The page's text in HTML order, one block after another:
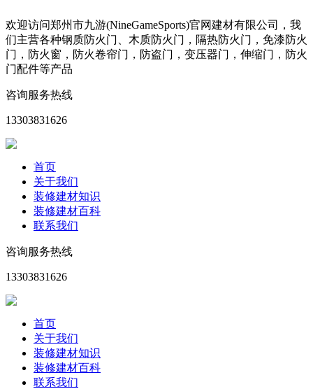
欢迎访问郑州市九游(NineGameSports)官网建材有限公司，我
们主营各种钢质防火门、木质防火门，隔热防火门，免漆防火
门，防火窗，防火卷帘门，防盗门，变压器门，伸缩门，防火
门配件等产品
咨询服务热线
13303831626
首页
关于我们
装修建材知识
装修建材百科
联系我们
咨询服务热线
13303831626
首页
关于我们
装修建材知识
装修建材百科
联系我们